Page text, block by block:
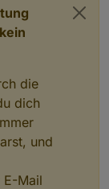
die
dich
und
Mail